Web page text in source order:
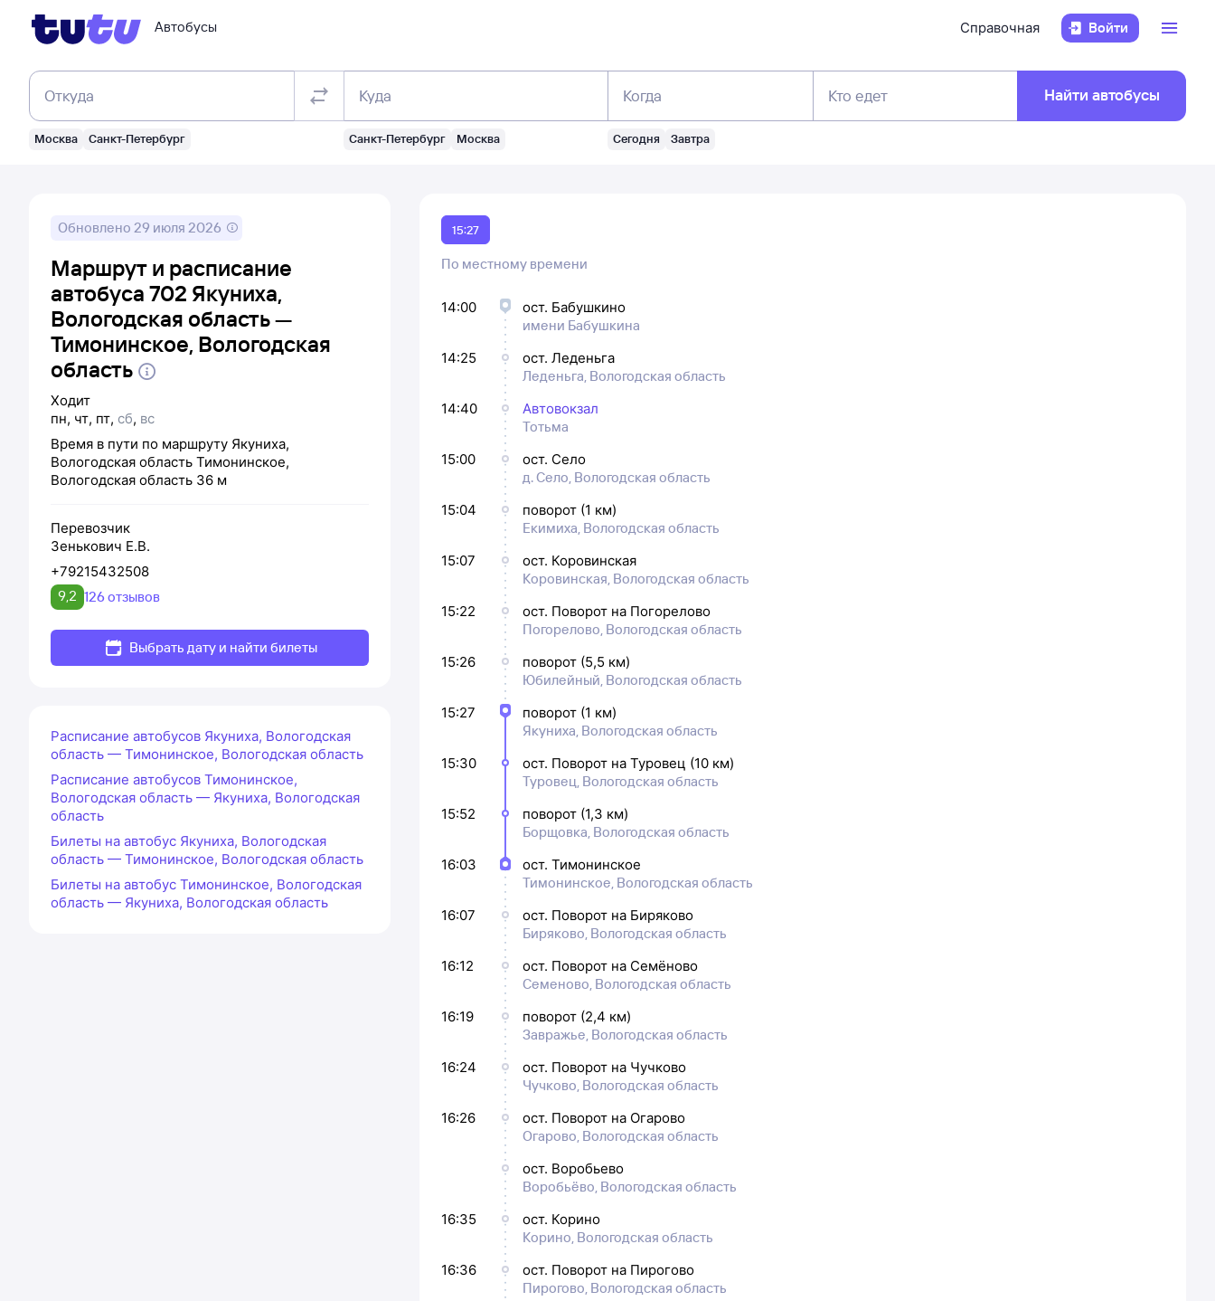
Автобусы Справочная Войти
Откуда
Москва Санкт-Петербург
Куда
Санкт-Петербург Москва
Когда
Сегодня Завтра
Кто едет Найти автобусы
Обновлено 29 июля 2026
Маршрут и расписание
автобуса 702 Якуниха,
Вологодская область —
Тимонинское, Вологодская
область
Ходит
пн, чт, пт, сб, вс
Время в пути по маршруту Якуниха,
Вологодская область Тимонинское,
Вологодская область 36 м
Перевозчик
Зенькович Е.В.
+79215432508
9,2 126 отзывов
Выбрать дату и найти билеты
15:27
По местному времени
14:00
ост. Бабушкино
имени Бабушкина
14:25
ост. Леденьга
Леденьга, Вологодская область
14:40
Автовокзал
Тотьма
15:00
ост. Село
д. Село, Вологодская область
15:04
поворот (1 км)
Екимиха, Вологодская область
15:07
ост. Коровинская
Коровинская, Вологодская область
15:22
ост. Поворот на Погорелово
Погорелово, Вологодская область
15:26
поворот (5,5 км)
Юбилейный, Вологодская область
15:27
поворот (1 км)
Якуниха, Вологодская область
15:30
ост. Поворот на Туровец (10 км)
Туровец, Вологодская область
15:52
поворот (1,3 км)
Борщовка, Вологодская область
16:03
ост. Тимонинское
Тимонинское, Вологодская область
16:07
ост. Поворот на Биряково
Биряково, Вологодская область
16:12
ост. Поворот на Семёново
Семеново, Вологодская область
16:19
поворот (2,4 км)
Завражье, Вологодская область
16:24
ост. Поворот на Чучково
Чучково, Вологодская область
16:26
ост. Поворот на Огарово
Огарово, Вологодская область
ост. Воробьево
Воробьёво, Вологодская область
16:35
ост. Корино
Корино, Вологодская область
16:36
ост. Поворот на Пирогово
Пирогово, Вологодская область
Расписание автобусов Якуниха, Вологодская
область — Тимонинское, Вологодская область
Расписание автобусов Тимонинское,
Вологодская область — Якуниха, Вологодская
область
Билеты на автобус Якуниха, Вологодская
область — Тимонинское, Вологодская область
Билеты на автобус Тимонинское, Вологодская
область — Якуниха, Вологодская область